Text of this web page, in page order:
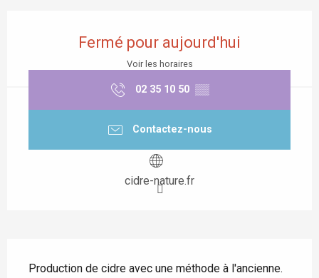
Fermé pour aujourd'hui
Voir les horaires
02 35 10 50 ▒▒
Contactez-nous
cidre-nature.fr
Production de cidre avec une méthode à l'ancienne.